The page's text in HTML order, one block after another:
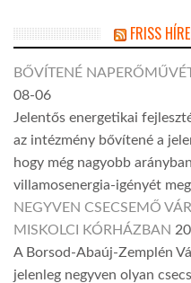
FRISS
BŐVÍTENÉ
08-06
Jelentős energetikai
az intézmény bővítené a
hogy még nagyobb
villamosenergia-igényét
NEGYVEN CSECSEMŐ
MISKOLCI KÓRHÁZBAN
A Borsod-Abaúj-Zemplén
jelenleg negyven olyan